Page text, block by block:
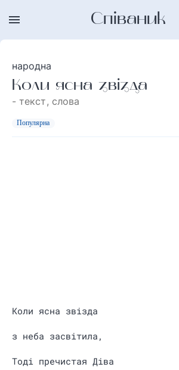
Співаник
народна
Коли ясна звізда
- текст, слова
Популярна
Коли ясна звізда
з неба засвітила,
Тоді пречистая Діва